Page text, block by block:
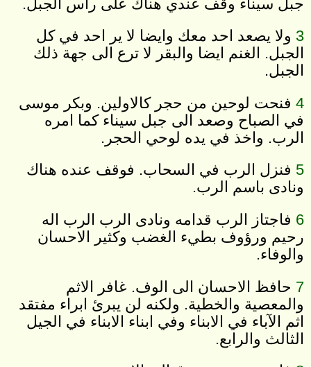
جبل سيناء وقف عندي هناك على راس الجبل.
3 ولا يصعد احد معك وايضا لا ير احد في كل
الجبل. الغنم ايضا والبقر لا ترع الى جهة ذلك
الجبل.
4 فنحت لوحين من حجر كالاولين. وبكر موسى
في الصباح وصعد الى جبل سيناء كما امره
الرب. واخذ في يده لوحي الحجر.
5 فنزل الرب في السحاب. فوقف عنده هناك
ونادى باسم الرب.
6 فاجتاز الرب قدامه ونادى الرب الرب اله
رحيم ورؤوف بطيء الغضب وكثير الاحسان
والوفاء.
7 حافظ الاحسان الى الوف. غافر الاثم
والمعصية والخطية. ولكنه لن يبرئ ابراء مفتقد
اثم الآباء في الابناء وفي ابناء الابناء في الجيل
الثالث والرابع.